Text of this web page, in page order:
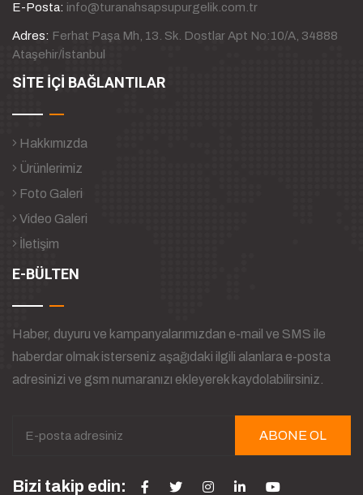
E-Posta: info@turanahsapsupurgelik.com.tr
Adres: Ferhat Paşa Mh, 13. Sk. Dostlar Apt No:10/A, 34888
Ataşehir/İstanbul
SİTE İÇİ BAĞLANTILAR
Hakkımızda
Ürünlerimiz
Foto Galeri
Video Galeri
İletişim
E-BÜLTEN
Haber, duyuru ve kampanyalarımızdan e-mail ve SMS ile
haberdar olmak isterseniz aşağıdaki ilgili alanlara e-posta
adresinizi ve gsm numaranızı ekleyerek kaydolabilirsiniz.
ABONE OL
Bizi takip edin: